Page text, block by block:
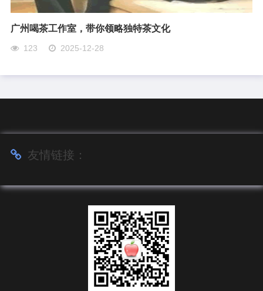
广州喝茶工作室，带你领略独特茶文化
123 2025-12-28
友情链接：